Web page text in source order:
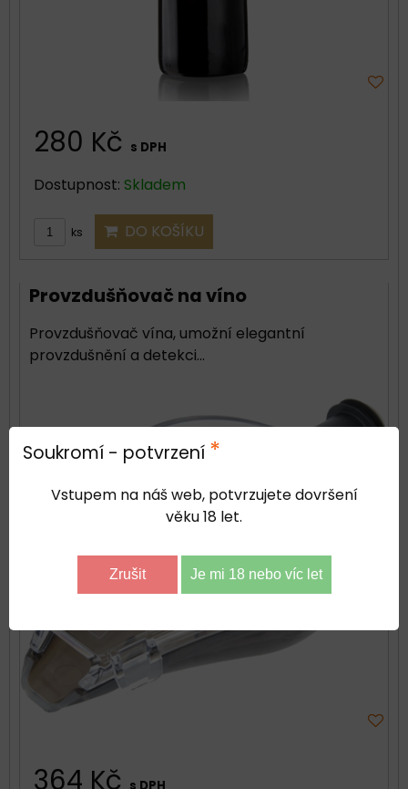
280 Kč s DPH
Dostupnost: Skladem
ks DO KOŠÍKU
Provzdušňovač na víno
Provzdušňovač vína, umožní elegantní
provzdušnění a detekci...
364 Kč
Soukromí - potvrzení *
Vstupem na náš web, potvrzujete dovršení
věku 18 let.
Zrušit Je mi 18 nebo víc let